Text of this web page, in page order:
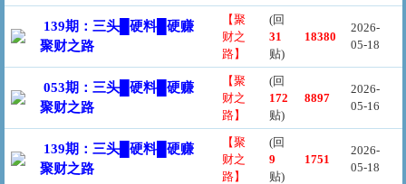
139期：三头█硬料█硬赚
聚财之路
【聚
财之
路】
(回
31
贴)
18380
2026-
05-18
053期：三头█硬料█硬赚
聚财之路
【聚
财之
路】
(回
172
贴)
8897
2026-
05-16
139期：三头█硬料█硬赚
聚财之路
【聚
财之
路】
(回
9
贴)
1751
2026-
05-18